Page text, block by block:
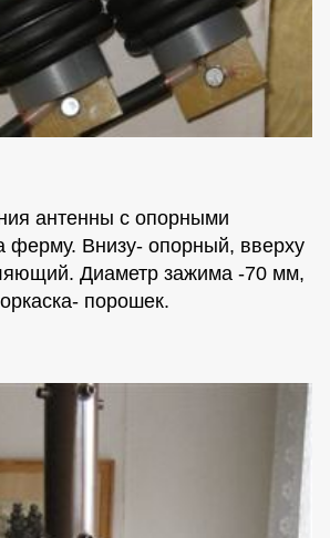
антенны с опорными
ферму. Внизу- опорный, вверху
Диаметр зажима -70 мм,
порошек.